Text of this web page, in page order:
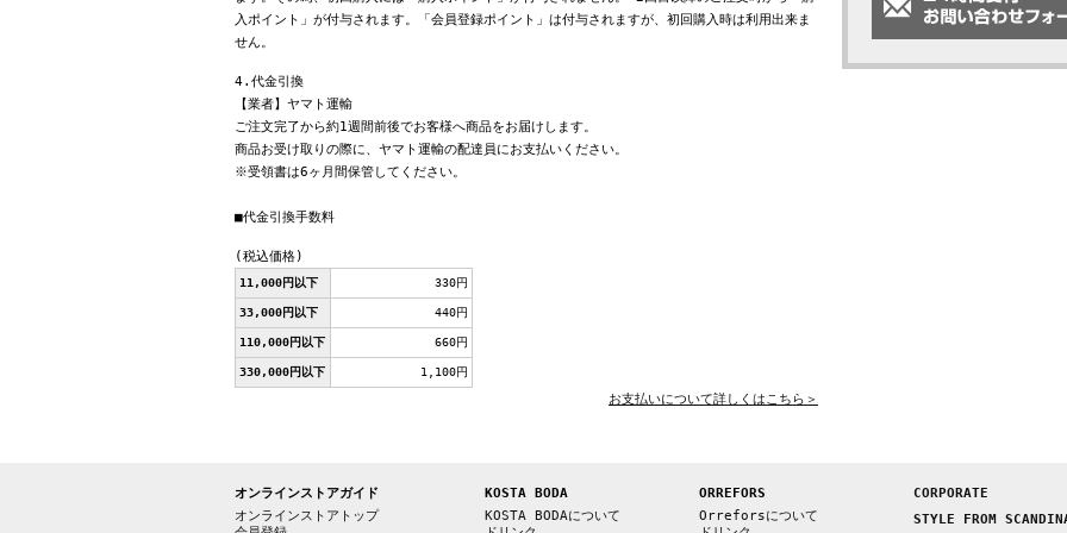
入ポイント」が付与されます。「会員登録ポイント」は付与されますが、初回購入時は利用出来ま
せん。
4.代金引換
【業者】ヤマト運輸
ご注文完了から約1週間前後でお客様へ商品をお届けします。
商品お受け取りの際に、ヤマト運輸の配達員にお支払いください。
※受領書は6ヶ月間保管してください。
■代金引換手数料
(税込価格)
11,000円以下 330円
33,000円以下 440円
110,000円以下 660円
330,000円以下 1,100円
お支払いについて詳しくはこちら＞
オンラインストアガイド
オンラインストアトップ
KOSTA BODA
KOSTA BODAについて
ORREFORS
Orreforsについて
CORPORATE
STYLE FROM